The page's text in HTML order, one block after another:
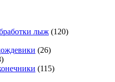
лыж (120)
(26)
(115)